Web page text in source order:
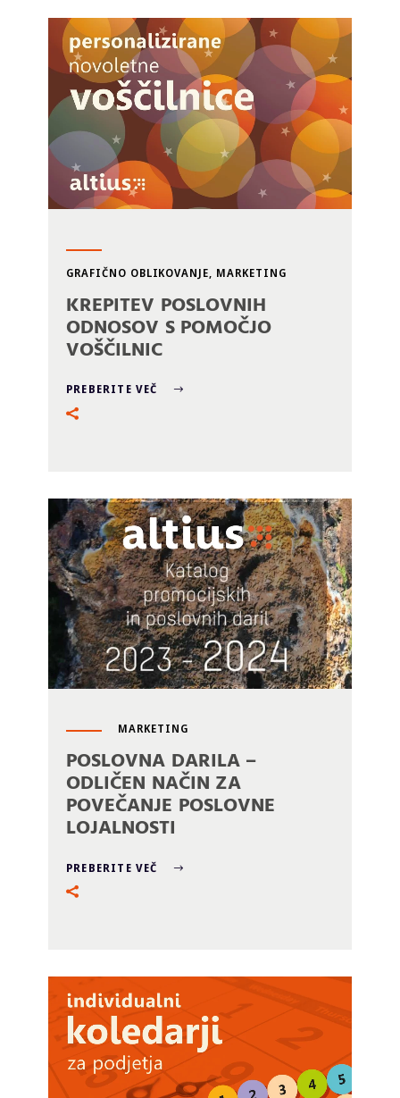
GRAFIČNO OBLIKOVANJE, MARKETING
KREPITEV POSLOVNIH
ODNOSOV S POMOČJO
VOŠČILNIC
PREBERITE VEČ
MARKETING
POSLOVNA DARILA –
ODLIČEN NAČIN ZA
POVEČANJE POSLOVNE
LOJALNOSTI
PREBERITE VEČ